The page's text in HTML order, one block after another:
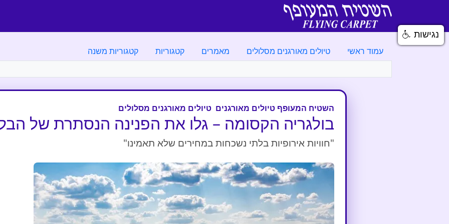
עמוד ראשי טיולים מאורגנים מסלולים מאמרים קטגוריות קטגוריות משנה
השטיח המעופף טיולים מאורגנים טיולים מאורגנים מסלולים
בולגריה הקסומה – גלו את הפנינה הנסתרת של
"חוויות אירופיות בלתי נשכחות במחירים שלא תאמינו"
נגישות